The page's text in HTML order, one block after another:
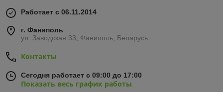
Работает с 06.11.2014
г. Фаниполь
ул. Заводская 33, Фаниполь, Беларусь
Контакты
Сегодня работает с 09:00 до 17:00
Показать весь график работы